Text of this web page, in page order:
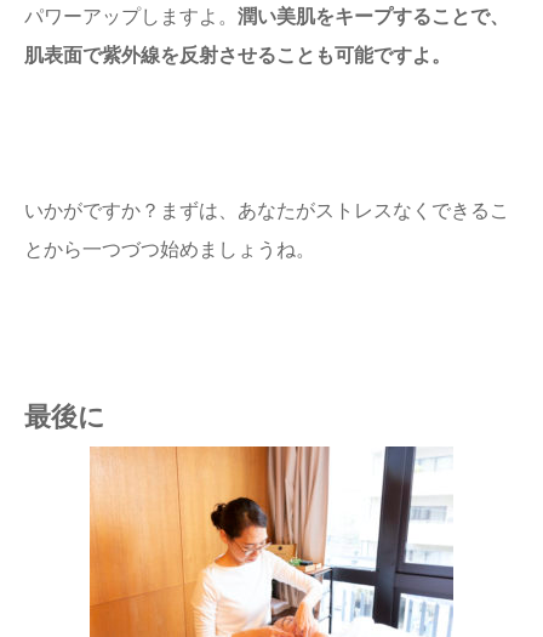
パワーアップしますよ。 潤い美肌をキープすることで、
肌表面で紫外線を反射させることも可能ですよ。
いかがですか？まずは、あなたがストレスなくできるこ
とから一つづつ始めましょうね。
最後に